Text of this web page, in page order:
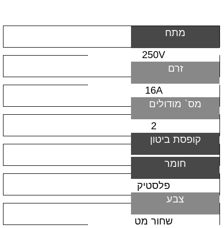
מתח
250V
זרם
16A
מס` מודולים
2
קופסת ביטון
חומר
פלסטיק
צבע
שחור מט